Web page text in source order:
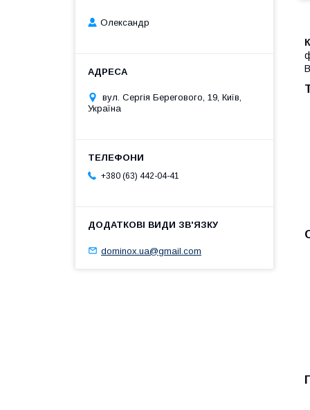
Олександр
вул. Сергія Берегового, 19, Київ,
Україна
+380 (63) 442-04-41
dominox.ua@gmail.com